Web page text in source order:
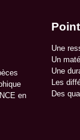
en
Une
Un
Une
Les
Des